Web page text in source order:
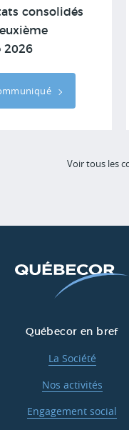
consolidés
2026
Voir tous les
Québecor en bref
La Société
Nos activités
Engagement social